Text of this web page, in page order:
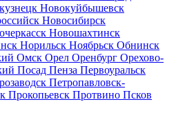
Новокуйбышевск
Новосибирск
Новошахтинск
Норильск Ноябрьск Обнинск
Омск Орел Оренбург Орехово-
Посад Пенза Первоуральск
Петропавловск-
Прокопьевск Протвино Псков